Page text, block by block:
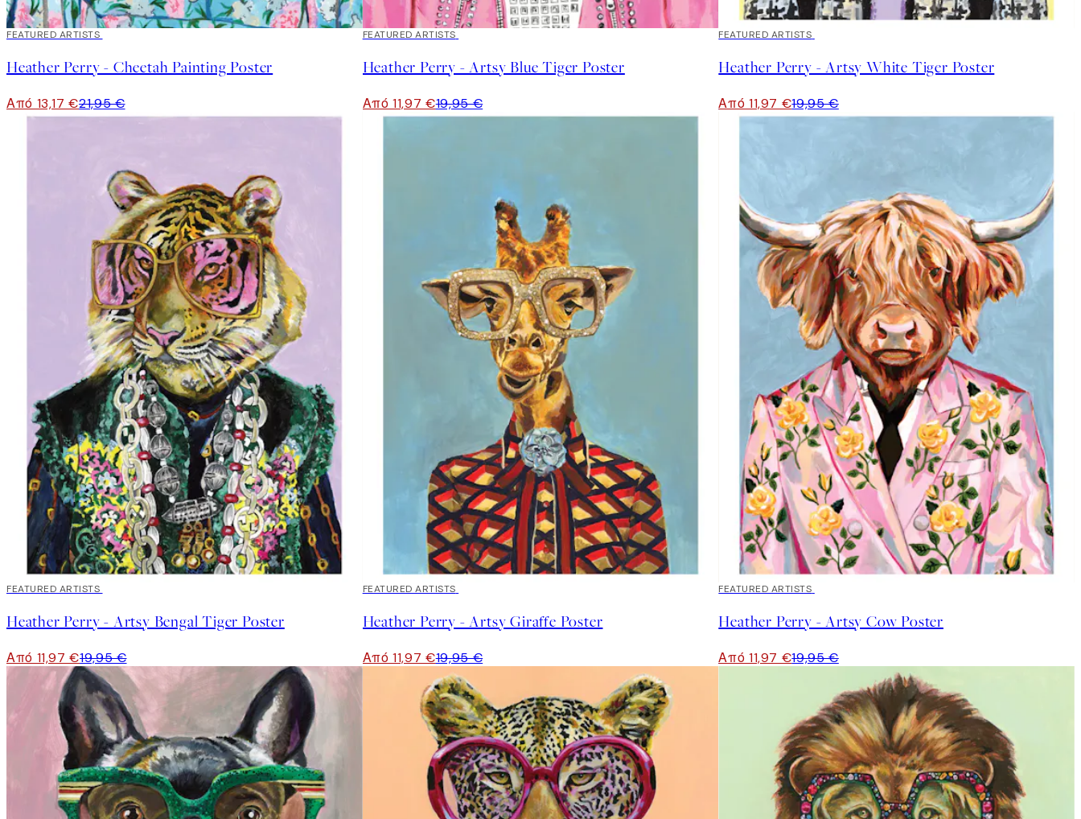
40%*
FEATURED ARTISTS
Heather Perry - Cheetah Painting Poster
Από 13,17 €21,95 €
40%*
FEATURED ARTISTS
Heather Perry - Artsy Blue Tiger Poster
Από 11,97 €19,95 €
40%*
FEATURED ARTISTS
Heather Perry - Artsy White Tiger Poster
Από 11,97 €19,95 €
40%*
FEATURED ARTISTS
Heather Perry - Artsy Bengal Tiger Poster
Από 11,97 €19,95 €
40%*
FEATURED ARTISTS
Heather Perry - Artsy Giraffe Poster
Από 11,97 €19,95 €
40%*
FEATURED ARTISTS
Heather Perry - Artsy Cow Poster
Από 11,97 €19,95 €